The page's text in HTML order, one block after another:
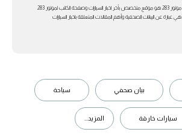
موتور 283 هو موقع متخصص بأخر اخبار السيارات وصفحة الكاتب لموتور 283
هي عبارة عن اليبانات الصحفية وأهم المقالات المتعلقة باخبار السيارات
بيان صحفي سياحة
سيارات خارقة المزيد...